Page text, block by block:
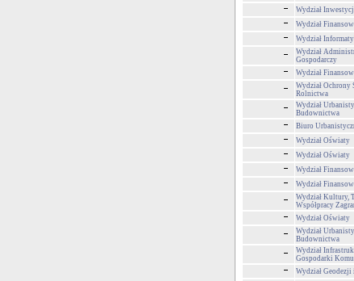
Wydział
Wydział
Wydział
Wydział
Gospodarczy
Wydział
Wydział Ochrony
Rolnictwa
Wydział
Budownictwa
Biuro
Wydział Oświaty
Wydział Oświaty
Wydział
Wydział
Wydział Kultury,
Współpracy
Wydział Oświaty
Wydział
Budownictwa
Wydział
Gospodarki
Wydział